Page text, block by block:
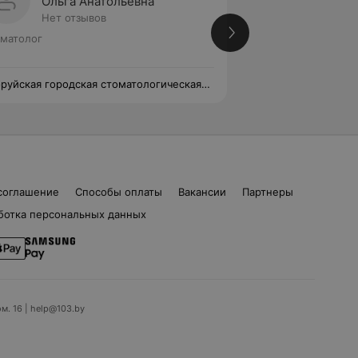
Нет отзывов
городская стоматологическая
Способы оплаты Вакансии
Партнеры
персональных данных
16 | help@103.by